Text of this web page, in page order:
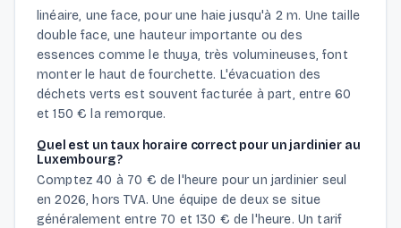
linéaire, une face, pour une haie jusqu'à 2 m. Une taille
double face, une hauteur importante ou des
essences comme le thuya, très volumineuses, font
monter le haut de fourchette. L'évacuation des
déchets verts est souvent facturée à part, entre 60
et 150 € la remorque.
Quel est un taux horaire correct pour un jardinier au
Luxembourg ?
Comptez 40 à 70 € de l'heure pour un jardinier seul
en 2026, hors TVA. Une équipe de deux se situe
généralement entre 70 et 130 € de l'heure. Un tarif